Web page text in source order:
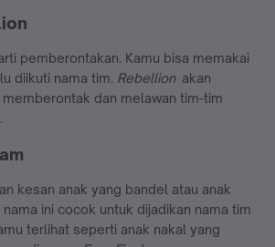
pemberontakan. Kamu bisa memakai
diikuti nama tim. Rebellion akan
dan melawan tim-tim
kesan anak yang bandel atau anak
ini cocok untuk dijadikan nama tim
terlihat seperti anak nakal yang